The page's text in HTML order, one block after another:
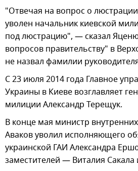
"Отвечая на вопрос о
уволен начальник киевской
под люстрацию", — сказал
вопросов правительству" в
не назвал фамилии
С 23 июля 2014 года Главное
Украины в Киеве возглавляет
милиции Александр Терещук.
В конце мая министр
Аваков уволил исполняющего
украинской ГАИ Александра
заместителей — Виталия Сакала